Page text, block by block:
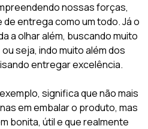
nossas forças,
entrega como um todo. Já o
a olhar além, buscando muito
seja, indo muito além dos
entregar excelência.
significa que não mais
em embalar o produto, mas
bonita, útil e que realmente